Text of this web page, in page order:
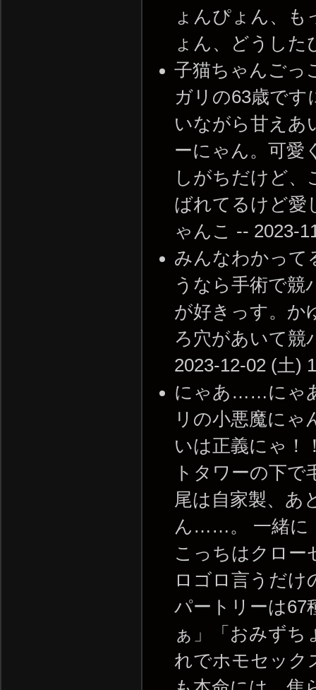
ょんぴょん、
ょん、どうした
子猫ちゃんごっ
ガリの63歳です
いながら甘えあ
ーにゃん。可愛
しがちだけど、
ばれてるけど愛
ゃんこ -- 2023-
みんなわかって
うなら手術で競
が好きっす。か
ろ穴があいて競
2023-12-02 (土)
にゃあ……にゃ
リの小悪魔に
いは正義にゃ！
トタワーの下
尾は自家製、あ
ん……。 一緒に
こっちはクロー
ロゴロ言うだけ
パートリーは67
ぁ」「おみず
れでホモセッ